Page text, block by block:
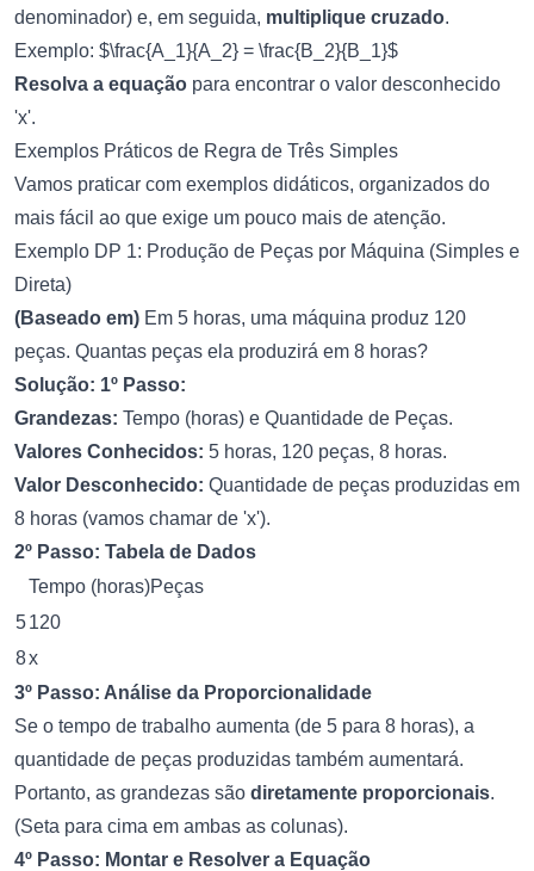
denominador) e, em seguida, multiplique cruzado.
Exemplo: $\frac{A_1}{A_2} = \frac{B_2}{B_1}$
Resolva a equação para encontrar o valor desconhecido
'x'.
Exemplos Práticos de Regra de Três Simples
Vamos praticar com exemplos didáticos, organizados do
mais fácil ao que exige um pouco mais de atenção.
Exemplo DP 1: Produção de Peças por Máquina (Simples e
Direta)
(Baseado em) Em 5 horas, uma máquina produz 120
peças. Quantas peças ela produzirá em 8 horas?
Solução: 1º Passo:
Grandezas: Tempo (horas) e Quantidade de Peças.
Valores Conhecidos: 5 horas, 120 peças, 8 horas.
Valor Desconhecido: Quantidade de peças produzidas em
8 horas (vamos chamar de 'x').
2º Passo: Tabela de Dados
Tempo (horas)Peças
5120
8x
3º Passo: Análise da Proporcionalidade
Se o tempo de trabalho aumenta (de 5 para 8 horas), a
quantidade de peças produzidas também aumentará.
Portanto, as grandezas são diretamente proporcionais.
(Seta para cima em ambas as colunas).
4º Passo: Montar e Resolver a Equação